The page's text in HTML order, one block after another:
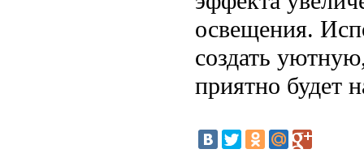
освещения.
создать
приятно будет